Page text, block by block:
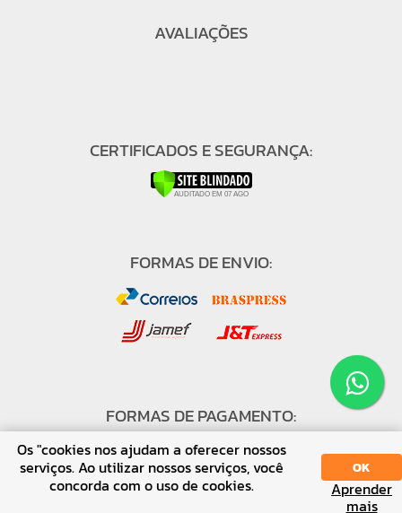
AVALIAÇÕES
CERTIFICADOS E SEGURANÇA:
FORMAS DE ENVIO:
FORMAS DE PAGAMENTO:
SORT DISPLAY
Os "cookies nos ajudam a oferecer nossos
serviços. Ao utilizar nossos serviços, você
concorda com o uso de cookies.
OK
Aprender
mais